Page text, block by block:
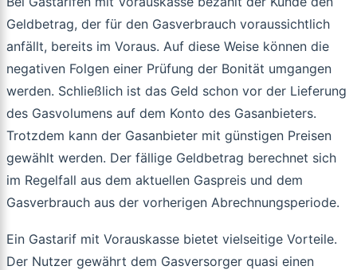
Geldbetrag, der für den Gasverbrauch voraussichtlich
anfällt, bereits im Voraus. Auf diese Weise können die
negativen Folgen einer Prüfung der Bonität umgangen
werden. Schließlich ist das Geld schon vor der Lieferung
des Gasvolumens auf dem Konto des Gasanbieters.
Trotzdem kann der Gasanbieter mit günstigen Preisen
gewählt werden. Der fällige Geldbetrag berechnet sich
im Regelfall aus dem aktuellen Gaspreis und dem
Gasverbrauch aus der vorherigen Abrechnungsperiode.
Ein Gastarif mit Vorauskasse bietet vielseitige Vorteile.
Der Nutzer gewährt dem Gasversorger quasi einen